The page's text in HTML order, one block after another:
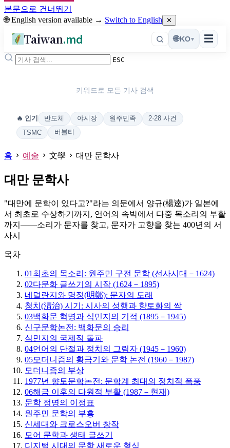
본문으로 건너뛰기
🌐 English version available → Switch to English ✕
Taiwan.md ☰
🌐KO▾
ESC
키워드로 모든 기사 검색
🔥 인기 반도체 야시장 원주민족
2·28 사건
TSMC
버블티
홈 예술 文學 대만 문학사
대만 문학사
"대만에 문학이 있다고?"라는 의문에서 양규(楊逵)가 일본에
서 최초로 수상하기까지, 언어의 속박에서 다중 목소리의 부활
까지——소리가 문자를 찾고, 문자가 고향을 찾는 400년의 서
사시
목차
01 최초의 목소리: 원주민 구전 문학 (선사시대－1624)
02다문화 글쓰기의 시작 (1624－1895)
네덜란지와 명정(明鄭): 문자의 도래
청치(淸治) 시기: 시사의 성행과 향토화의 싹
03백화문 혁명과 식민지의 기적 (1895－1945)
신구문학논전: 백화문의 승리
식민지의 국제적 돌파
04언어의 단절과 정치의 그림자 (1945－1960)
05모더니즘의 황금기와 문학 논전 (1960－1987)
모더니즘의 부상
1977년 향토문학논전: 문학계 최대의 정치적 폭풍
06해금 이후의 다원적 부활 (1987－현재)
문학 정명의 이정표
원주민 문학의 부흥
신세대와 크로스오버 창작
모어 문학과 생태 글쓰기
디지털 시대의 문학 새로운 형식